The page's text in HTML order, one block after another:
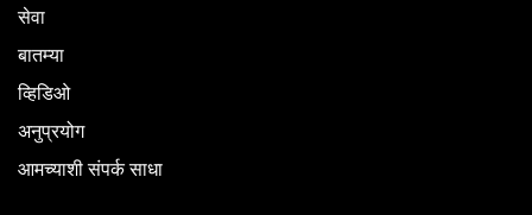
सेवा
बातम्या
व्हिडिओ
अनुप्रयोग
आमच्याशी संपर्क साधा